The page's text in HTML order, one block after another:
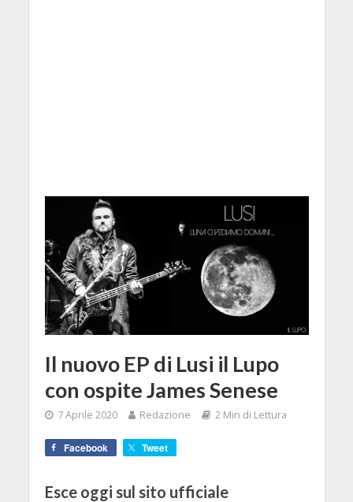
Il nuovo EP di Lusi il Lupo
con ospite James Senese
7 Aprile 2020 Redazione 2 Min di Lettura
Facebook Tweet
Esce oggi sul sito ufficiale